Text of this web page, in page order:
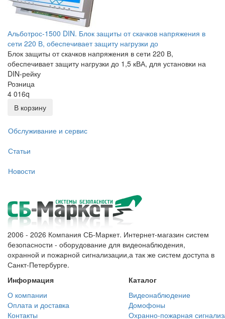
Альботрос-1500 DIN. Блок защиты от скачков напряжения в
сети 220 В, обеспечивает защиту нагрузки до
Блок защиты от скачков напряжения в сети 220 В,
обеспечивает защиту нагрузки до 1,5 кВА, для установки на
DIN-рейку
Розница
4 016q
В корзину
Обслуживание и сервис
Статьи
Новости
2006 - 2026 Компания СБ-Маркет. Интернет-магазин систем
безопасности - оборудование для видеонаблюдения,
охранной и пожарной сигнализации,а так же систем доступа в
Санкт-Петербурге.
Информация
Каталог
О компании
Видеонаблюдение
Оплата и доставка
Домофоны
Контакты
Охранно-пожарная